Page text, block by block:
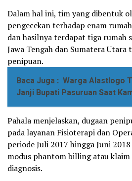
Dalam hal ini, tim yang dibentuk
pengecekan terhadap enam
dan hasilnya terdapat tiga rumah
Jawa Tengah dan Sumatera
penipuan.
Baca Juga : Warga Alastlogo
Janji Bupati Pasuruan Saat
Pahala menjelaskan, dugaan
pada layanan Fisioterapi dan
periode Juli 2017 hingga Juni
modus phantom billing atau
diagnosis.